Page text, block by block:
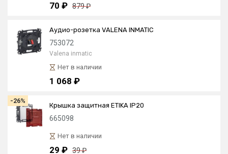
70 ₽ 879 ₽
Аудио-розетка VALENA INMATIC
753072
Valena inmatic
Нет в наличии
1 068 ₽
-26%
Крышка защитная ETIKA IP20
665098
Нет в наличии
29 ₽ 39 ₽